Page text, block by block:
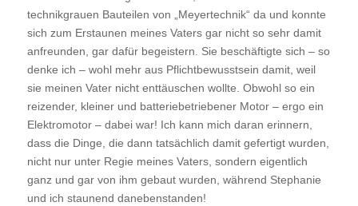
technikgrauen Bauteilen von „Meyertechnik“ da und konnte
sich zum Erstaunen meines Vaters gar nicht so sehr damit
anfreunden, gar dafür begeistern. Sie beschäftigte sich – so
denke ich – wohl mehr aus Pflichtbewusstsein damit, weil
sie meinen Vater nicht enttäuschen wollte. Obwohl so ein
reizender, kleiner und batteriebetriebener Motor – ergo ein
Elektromotor – dabei war! Ich kann mich daran erinnern,
dass die Dinge, die dann tatsächlich damit gefertigt wurden,
nicht nur unter Regie meines Vaters, sondern eigentlich
ganz und gar von ihm gebaut wurden, während Stephanie
und ich staunend danebenstanden!